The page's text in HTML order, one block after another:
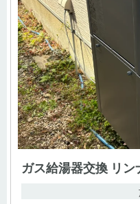
ガス給湯器交換 リン